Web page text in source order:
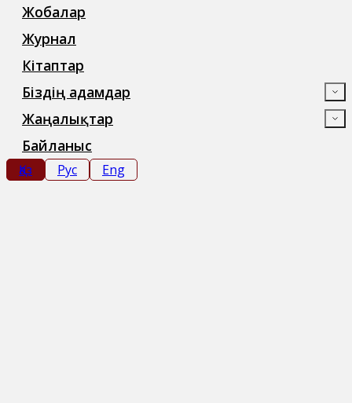
Жобалар
Журнал
Кітаптар
Біздің адамдар
Жаңалықтар
Байланыс
Қаз Рус Eng